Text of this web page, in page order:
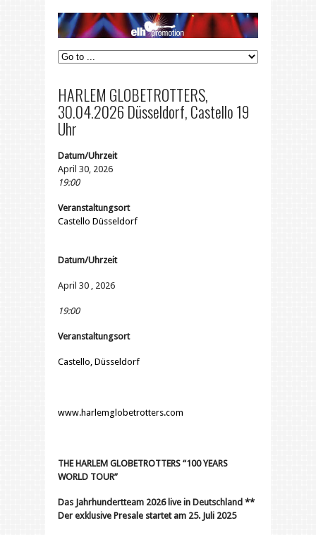
HARLEM GLOBETROTTERS,
30.04.2026 Düsseldorf, Castello 19
Uhr
Datum/Uhrzeit
April 30, 2026
19:00
Veranstaltungsort
Castello Düsseldorf
Datum/Uhrzeit
April 30 , 2026
19:00
Veranstaltungsort
Castello, Düsseldorf
www.harlemglobetrotters.com
THE HARLEM GLOBETROTTERS “100 YEARS
WORLD TOUR”
Das Jahrhundertteam 2026 live in Deutschland **
Der exklusive Presale startet am 25. Juli 2025